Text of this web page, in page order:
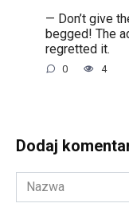
— Don’t give
begged! The
regretted it.
0 4
Dodaj
Nazwa
*